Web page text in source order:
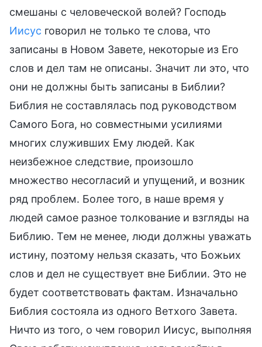
смешаны с человеческой волей? Господь
Иисус говорил не только те слова, что
записаны в Новом Завете, некоторые из Его
слов и дел там не описаны. Значит ли это, что
они не должны быть записаны в Библии?
Библия не составлялась под руководством
Самого Бога, но совместными усилиями
многих служивших Ему людей. Как
неизбежное следствие, произошло
множество несогласий и упущений, и возник
ряд проблем. Более того, в наше время у
людей самое разное толкование и взгляды на
Библию. Тем не менее, люди должны уважать
истину, поэтому нельзя сказать, что Божьих
слов и дел не существует вне Библии. Это не
будет соответствовать фактам. Изначально
Библия состояла из одного Ветхого Завета.
Ничто из того, о чем говорил Иисус, выполняя